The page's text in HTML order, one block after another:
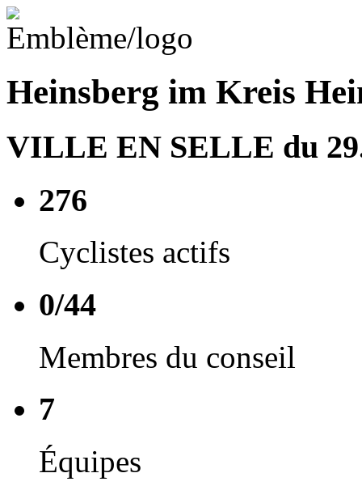
Heinsberg im Kreis
VILLE EN SELLE du
276
Cyclistes actifs
0/44
Membres du conseil
7
Équipes